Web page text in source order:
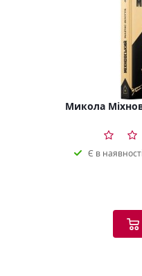
Микола
Є в наявності